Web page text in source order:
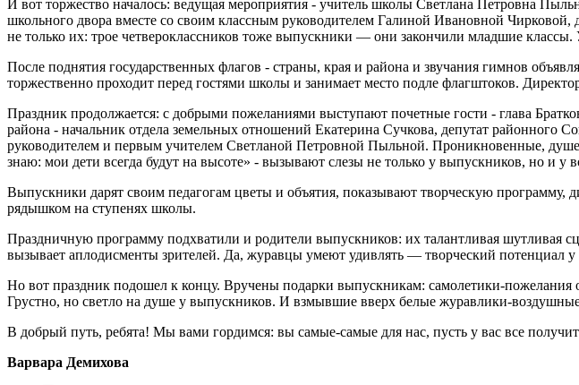
И вот торжество началось: ведущая мероприятия - учитель школы Светлана Петровна
школьного двора вместе со своим классным руководителем Галиной Ивановной
не только их: трое четвероклассников тоже выпускники — они закончили младшие
После поднятия государственных флагов - страны, края и района и звучания гимнов
торжественно проходит перед гостями школы и занимает место подле флагштоков.
Праздник продолжается: с добрыми пожеланиями выступают почетные гости - глава
района - начальник отдела земельных отношений Екатерина Сучкова, депутат
руководителем и первым учителем Светланой Петровной Пыльной. Проникновенные,
знаю: мои дети всегда будут на высоте» - вызывают слезы не только у выпускников, но и у
Выпускники дарят своим педагогам цветы и объятия, показывают творческую программу,
рядышком на ступенях школы.
Праздничную программу подхватили и родители выпускников: их талантливая шутливая
вызывает аплодисменты зрителей. Да, журавцы умеют удивлять — творческий потенциал
Но вот праздник подошел к концу. Вручены подарки выпускникам: самолетики-
Грустно, но светло на душе у выпускников. И взмывшие вверх белые журавлики-
В добрый путь, ребята! Мы вами гордимся: вы самые-самые для нас, пусть у вас все
Варвара Демихова